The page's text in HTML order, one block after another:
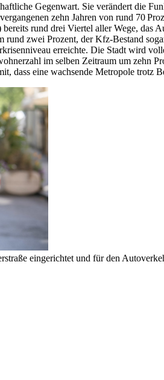
Gegenwart. Sie verändert die
zehn Jahren von rund 70
rund drei Viertel aller Wege, das
zwei Prozent, der Kfz-Bestand
erreichte. Die Stadt wird
im selben Zeitraum um zehn
dass eine wachsende Metropole trotz
eingerichtet und für den